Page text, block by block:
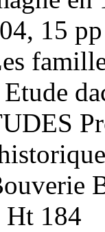
15
Etude
184